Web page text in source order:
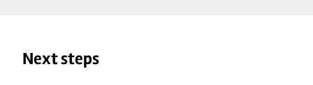
Next steps